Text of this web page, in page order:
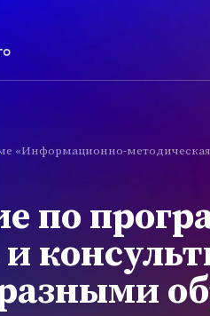
«Информационно-
по